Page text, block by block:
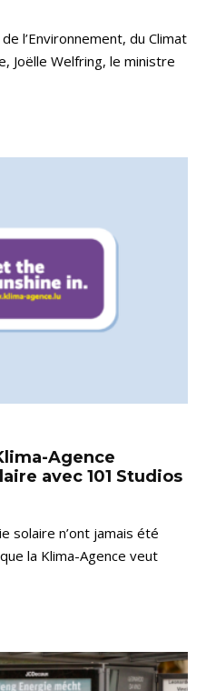
l’Environnement, du Climat
Joëlle Welfring, le ministre
Agence
avec 101 Studios
solaire n’ont jamais été
la Klima-Agence veut